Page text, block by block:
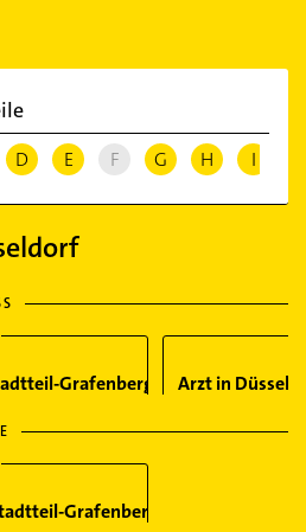
D E F G H I
Grafenberg Arzt in
Grafenberg